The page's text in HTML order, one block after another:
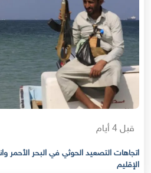
قبل 4 أيام
اتجاهات التصعيد الحوثي في البحر الأحمر
الإقليم